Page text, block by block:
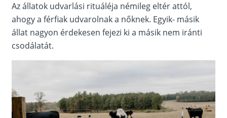
Az állatok udvarlási rituáléja némileg eltér attól,
ahogy a férfiak udvarolnak a nőknek. Egyik- másik
állat nagyon érdekesen fejezi ki a másik nem iránti
csodálatát.